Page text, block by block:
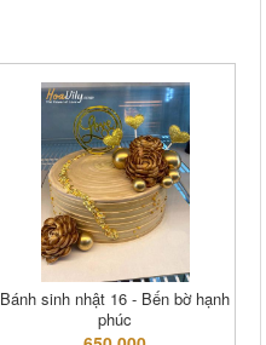
Bánh sinh nhật 16 - Bến bờ hạnh
phúc